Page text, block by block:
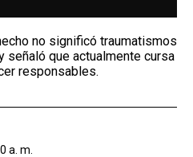
no significó traumatismos
que actualmente cursa
responsables.
a. m.